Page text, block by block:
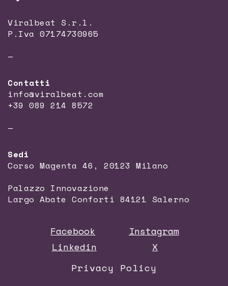
Viralbeat S.r.l.
P.Iva 07174730965
—
Contatti
info@viralbeat.com
+39 089 214 8572
—
Sedi
Corso Magenta 46, 20123 Milano
Palazzo Innovazione
Largo Abate Conforti 84121 Salerno
Facebook
Instagram
Linkedin
X
Privacy Policy